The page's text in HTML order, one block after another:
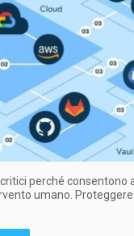
perché consentono
umano.